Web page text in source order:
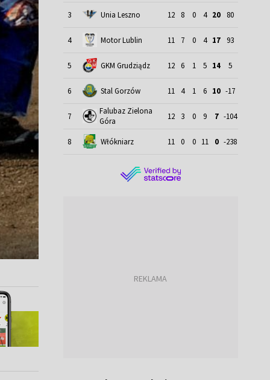
3 Unia Leszno 12 8 0 4 20 80
4 Motor Lublin 11 7 0 4 17 93
5 GKM Grudziądz 12 6 1 5 14 5
6 Stal Gorzów 11 4 1 6 10 -17
7
Falubaz Zielona
Góra
12 3 0 9 7 -104
8 Włókniarz 11 0 0 11 0 -238